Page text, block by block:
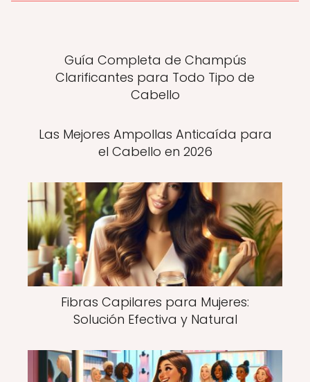
Guía Completa de Champús
Clarificantes para Todo Tipo de
Cabello
Las Mejores Ampollas Anticaída para
el Cabello en 2026
Fibras Capilares para Mujeres:
Solución Efectiva y Natural